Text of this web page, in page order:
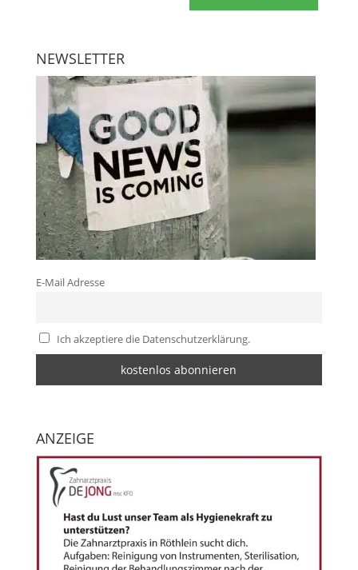
NEWSLETTER
E-Mail Adresse
Ich akzeptiere die Datenschutzerklärung.
ANZEIGE